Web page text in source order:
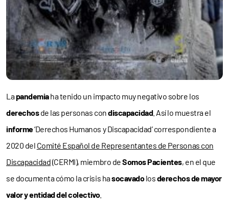
Lapandemiaha tenido un impacto muy negativo sobre los
derechosde las personas condiscapacidad. Así lo muestra el
informe‘Derechos Humanos y Discapacidad’ correspondiente a
2020 del Comité Español de Representantes de Personas con
Discapacidad(CERMI), miembro deSomos Pacientes, en el que
se documenta cómo la crisis hasocavadolosderechos de mayor
valor y entidad del colectivo.